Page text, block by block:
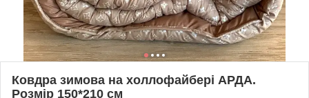
Ковдра зимова на холлофайбері АРДА.
Розмір 150*210 см